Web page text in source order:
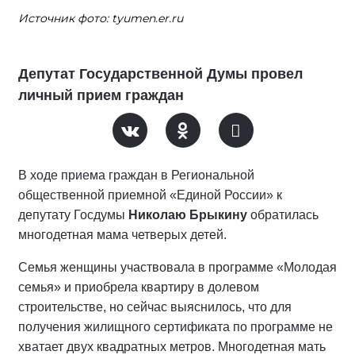
Источник фото: tyumen.er.ru
Депутат Государственной Думы провел
личный прием граждан
В ходе приема граждан в Региональной
общественной приемной «Единой России» к
депутату Госдумы Николаю Брыкину обратилась
многодетная мама четверых детей.
Семья женщины участвовала в программе «Молодая
семья» и приобрела квартиру в долевом
строительстве, но сейчас выяснилось, что для
получения жилищного сертификата по программе не
хватает двух квадратных метров. Многодетная мать